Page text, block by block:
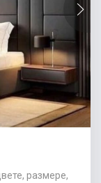
размере,